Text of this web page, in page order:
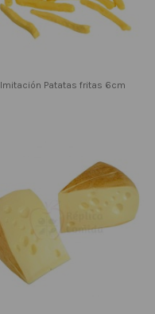
Imitación Patatas fritas 6cm